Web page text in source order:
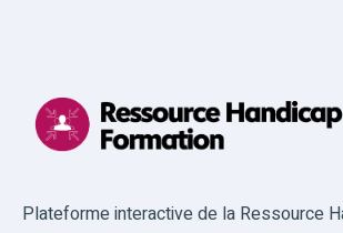
Plateforme interactive de la Ressource